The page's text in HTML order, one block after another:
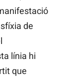
de
línia hi
que